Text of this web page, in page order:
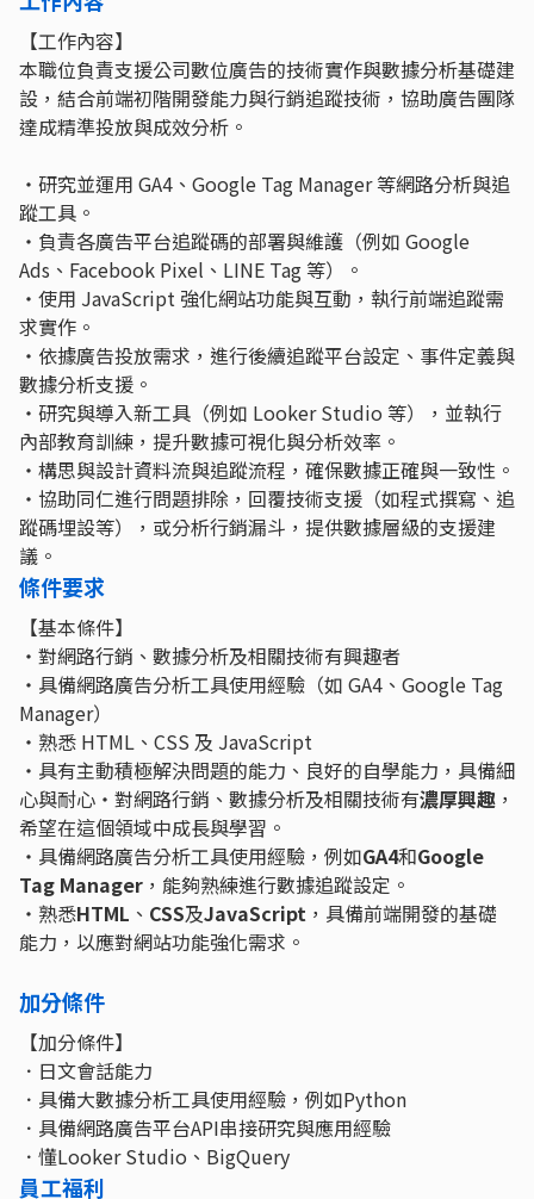
【工作內容】
本職位負責支援公司數位廣告的技術實作與數據分析基礎建
設，結合前端初階開發能力與行銷追蹤技術，協助廣告團隊
達成精準投放與成效分析。
・研究並運用 GA4、Google Tag Manager 等網路分析與追
蹤工具。
・負責各廣告平台追蹤碼的部署與維護（例如 Google
Ads、Facebook Pixel、LINE Tag 等）。
・使用 JavaScript 強化網站功能與互動，執行前端追蹤需
求實作。
・依據廣告投放需求，進行後續追蹤平台設定、事件定義與
數據分析支援。
・研究與導入新工具（例如 Looker Studio 等），並執行
內部教育訓練，提升數據可視化與分析效率。
・構思與設計資料流與追蹤流程，確保數據正確與一致性。
・協助同仁進行問題排除，回覆技術支援（如程式撰寫、追
蹤碼埋設等），或分析行銷漏斗，提供數據層級的支援建
議。
條件要求
【基本條件】
・對網路行銷、數據分析及相關技術有興趣者
・具備網路廣告分析工具使用經驗（如 GA4、Google Tag
Manager）
・熟悉 HTML、CSS 及 JavaScript
・具有主動積極解決問題的能力、良好的自學能力，具備細
心與耐心・對網路行銷、數據分析及相關技術有濃厚興趣 ，
希望在這個領域中成長與學習。
・具備網路廣告分析工具使用經驗，例如GA4和Google
Tag Manager ，能夠熟練進行數據追蹤設定。
・熟悉HTML 、 CSS及JavaScript ，具備前端開發的基礎
能力，以應對網站功能強化需求。
加分條件
【加分條件】
．日文會話能力
．具備大數據分析工具使用經驗，例如Python
．具備網路廣告平台API串接研究與應用經驗
．懂Looker Studio、BigQuery
員工福利